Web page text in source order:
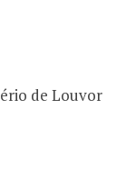
de Louvor